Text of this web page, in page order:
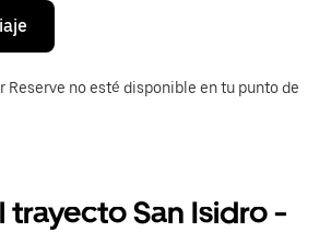
Reserve no esté disponible en tu punto de
trayecto San Isidro -